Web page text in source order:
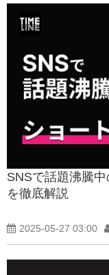
SNSで話題沸騰
を徹底解説
2025-05-27 03:00